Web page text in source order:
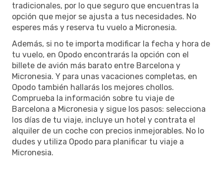
tradicionales, por lo que seguro que encuentras la
opción que mejor se ajusta a tus necesidades. No
esperes más y reserva tu vuelo a Micronesia.
Además, si no te importa modificar la fecha y hora de
tu vuelo, en Opodo encontrarás la opción con el
billete de avión más barato entre Barcelona y
Micronesia. Y para unas vacaciones completas, en
Opodo también hallarás los mejores chollos.
Comprueba la información sobre tu viaje de
Barcelona a Micronesia y sigue los pasos: selecciona
los días de tu viaje, incluye un hotel y contrata el
alquiler de un coche con precios inmejorables. No lo
dudes y utiliza Opodo para planificar tu viaje a
Micronesia.